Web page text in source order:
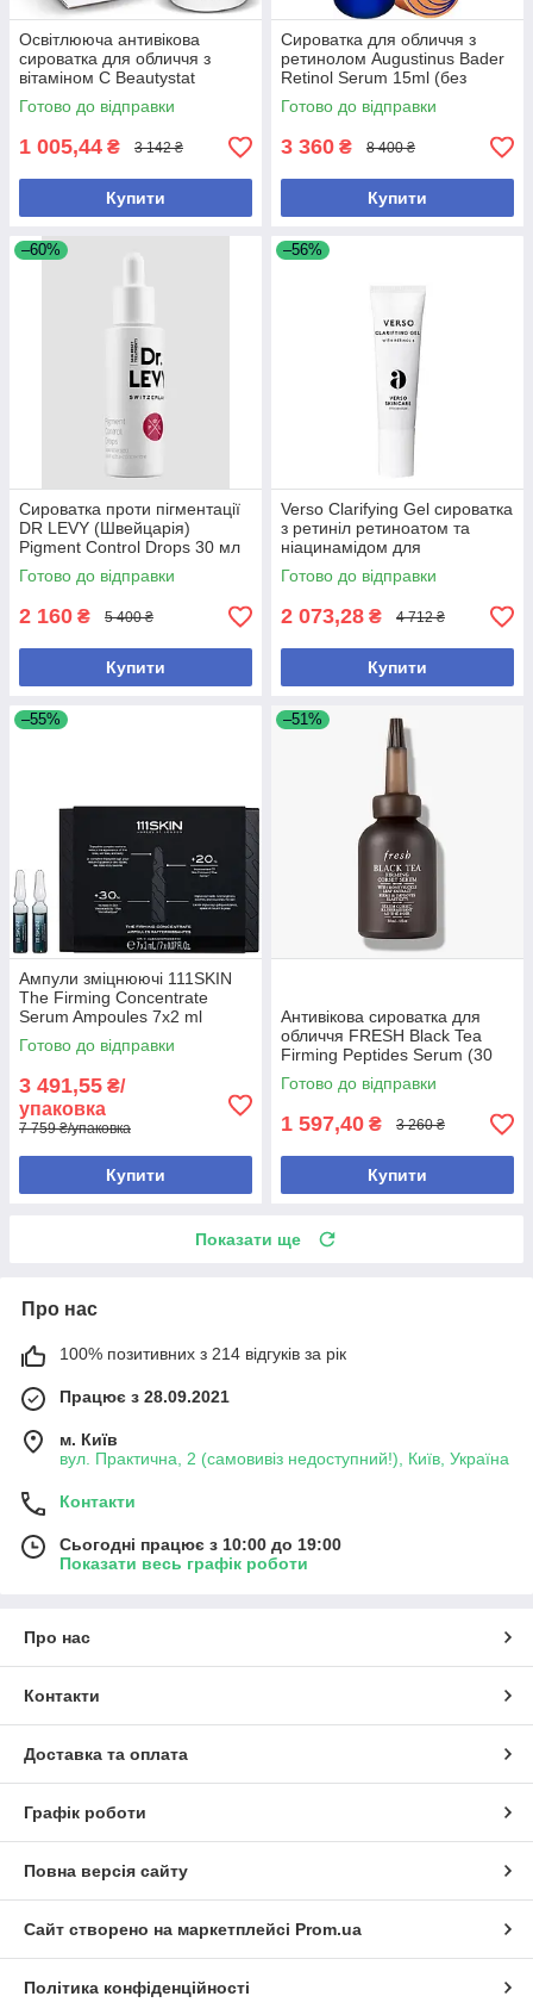
Освітлююча антивікова
сироватка для обличчя з
вітаміном С Beautystat
Universal C Skin Refiner 30 мл
Готово до відправки
1 005,44 ₴ 3 142 ₴
Купити
Сироватка для обличчя з
ретинолом Augustinus Bader
Retinol Serum 15ml (без
коробки)
Готово до відправки
3 360 ₴ 8 400 ₴
Купити
–60%
Сироватка проти пігментації
DR LEVY (Швейцарія)
Pigment Control Drops 30 мл
(без коробки, з набору)
Готово до відправки
2 160 ₴ 5 400 ₴
Купити
–56%
Verso Clarifying Gel сироватка
з ретиніл ретиноатом та
ніацинамідом для
проблемної шкіри, 30 мл (без
коробки, з набору)
Готово до відправки
2 073,28 ₴ 4 712 ₴
Купити
–55%
Ампули зміцнюючі 111SKIN
The Firming Concentrate
Serum Ampoules 7x2 ml
Готово до відправки
3 491,55 ₴/
упаковка
7 759 ₴/упаковка
Купити
–51%
Антивікова сироватка для
обличчя FRESH Black Tea
Firming Peptides Serum (30
мл)
Готово до відправки
1 597,40 ₴ 3 260 ₴
Купити
Показати ще
Про нас
100% позитивних з 214 відгуків за рік
Працює з 28.09.2021
м. Київ
вул. Практична, 2 (самовивіз недоступний!), Київ, Україна
Контакти
Сьогодні працює з 10:00 до 19:00
Показати весь графік роботи
Про нас
Контакти
Доставка та оплата
Графік роботи
Повна версія сайту
Сайт створено на маркетплейсі Prom.ua
Політика конфіденційності